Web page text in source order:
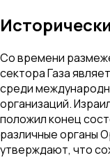
Со времени
сектора Газа
среди
организаций.
положил конец
различные органы
утверждают, что